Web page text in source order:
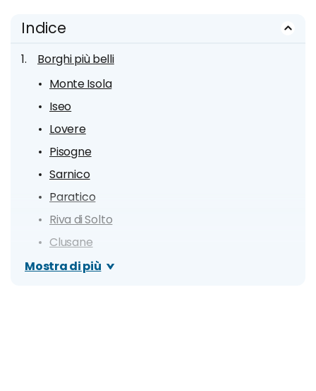
Indice
Borghi più belli
Monte Isola
Iseo
Lovere
Pisogne
Sarnico
Paratico
Riva di Solto
Clusane
Pilzone d'Iseo
Mostra di più